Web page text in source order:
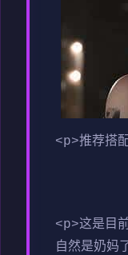
<p>推荐搭
<p>这是目
自然是奶妈